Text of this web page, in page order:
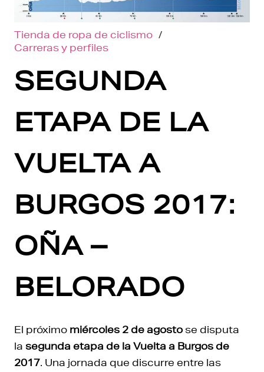
Tienda de ropa de ciclismo /
Carreras y perfiles
SEGUNDA
ETAPA DE LA
VUELTA A
BURGOS 2017:
OÑA –
BELORADO
El próximo miércoles 2 de agosto se disputa
la segunda etapa de la Vuelta a Burgos de
2017. Una jornada que discurre entre las